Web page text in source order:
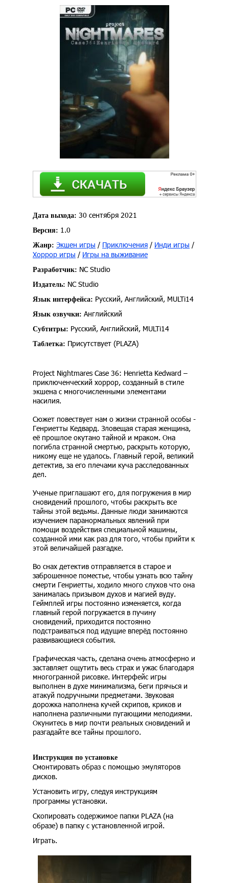
Дата выхода: 30 сентября 2021
Версия: 1.0
Жанр: Экшен игры / Приключения / Инди игры /
Хоррор игры / Игры на выживание
Разработчик: NC Studio
Издатель: NC Studio
Язык интерфейса: Русский, Английский, MULTi14
Язык озвучки: Английский
Субтитры: Русский, Английский, MULTi14
Таблетка: Присутствует (PLAZA)
Project Nightmares Case 36: Henrietta Kedward –
приключенческий хоррор, созданный в стиле
экшена с многочисленными элементами
насилия.
Сюжет повествует нам о жизни странной особы -
Генриетты Кедвард. Зловещая старая женщина,
её прошлое окутано тайной и мраком. Она
погибла странной смертью, раскрыть которую,
никому еще не удалось. Главный герой, великий
детектив, за его плечами куча расследованных
дел.
Ученые приглашают его, для погружения в мир
сновидений прошлого, чтобы раскрыть все
тайны этой ведьмы. Данные люди занимаются
изучением паранормальных явлений при
помощи воздействия специальной машины,
созданной ими как раз для того, чтобы прийти к
этой величайшей разгадке.
Во снах детектив отправляется в старое и
заброшенное поместье, чтобы узнать всю тайну
смерти Генриетты, ходило много слухов что она
занималась призывом духов и магией вуду.
Геймплей игры постоянно изменяется, когда
главный герой погружается в пучину
сновидений, приходится постоянно
подстраиваться под идущие вперёд постоянно
развивающиеся события.
Графическая часть, сделана очень атмосферно и
заставляет ощутить весь страх и ужас благодаря
многогранной рисовке. Интерфейс игры
выполнен в духе минимализма, беги прячься и
атакуй подручными предметами. Звуковая
дорожка наполнена кучей скрипов, криков и
наполнена различными пугающими мелодиями.
Окунитесь в мир почти реальных сновидений и
разгадайте все тайны прошлого.
Инструкция по установке
Смонтировать образ с помощью эмуляторов
дисков.
Установить игру, следуя инструкциям
программы установки.
Скопировать содержимое папки PLAZA (на
образе) в папку с установленной игрой.
Играть.